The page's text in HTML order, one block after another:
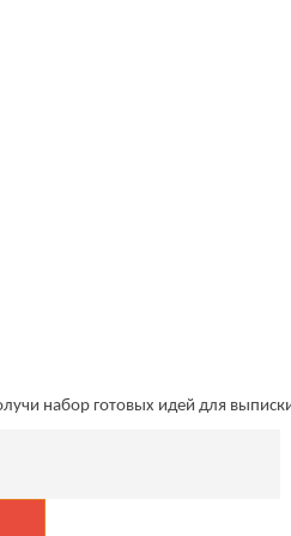
набор готовых идей для